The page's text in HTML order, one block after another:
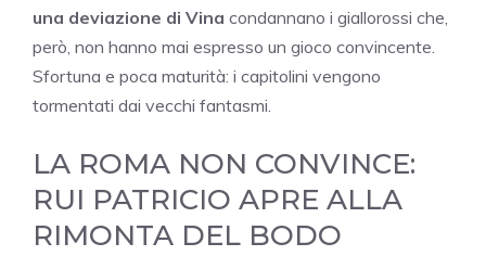
una deviazione di Vina condannano i giallorossi che,
però, non hanno mai espresso un gioco convincente.
Sfortuna e poca maturità: i capitolini vengono
tormentati dai vecchi fantasmi.
LA ROMA NON CONVINCE:
RUI PATRICIO APRE ALLA
RIMONTA DEL BODO